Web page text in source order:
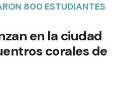
800 ESTUDIANTES
en la ciudad
corales de